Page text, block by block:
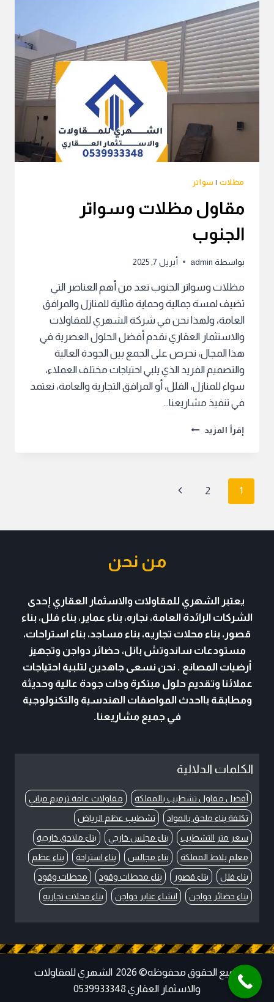
مظلات | سواتر
مقاول مظلات وسواتر
الجنوب
بواسطة admin أبريل 7, 2025
مظلات وسواتر الجنوب تعد من أهم العناصر التي
تضيف لمسة جمالية وحماية مثالية للمنازل والمرافق
العامة، ولهذا نحن في شركة الشهري للمقاولات
والاستثمار العقاري نقدم أفضل الحلول العصرية في
هذا المجال، نحرص على الجمع بين الجودة العالية
والتصميم الفريد الذي يلبي احتياجات مختلف العملاء،
سواء للمنازل، الفلل، أو المرافق التجارية والعامة، نعتمد
في تنفيذ مشاريعنا…
إقرأ المزيد مقاول
تنقل
1
2
الصفحة
من نحن
يعتبر الشهري للمقاولات والاسثمار العقاري إحدى
الشركات الرائدة العامة، نجاره، بناء عماير، بناء فلل، بناء
قصور، بناء محلات تجاريه، بناء مساجد، بناء استراحات،
مستودعات ساندوتش بانل، حضائر دواجن وتجهيز
أرضيات المصانع . نحن نسعى جاهدين لتلبية احتياجات
عملائنا وتقديم حلول مبتكرة وذات جودة عالية وحديثة
ومطابقة بااحدث المواصفات الهندسية والتكنولوجية
في جميع مشاريعنا.
الكلمات الدلالية
أفضل مقاول تشطيب بالمملكة
مقاولات عامة ترميم مباني
تكلفة بناء ملحق بالمواد
تشطيب عظم الرياض
سعر متر التشطيب
بناء مجلس خارجي
بناء ملاحق خارجية
معلم بلاط المملكة
بناء مجالس بناء استراحة
بناء عظم
بناء فلل
بناء قصور بناء محطات وقود
محطات وقود
بناء حضائر دواجن
انشاء عنابر دواجن بناء محلات تجاريه
جميع الحقوق محفوظه© 2026 الشهري للمقاولات
والاسثمار العقاري 0539933348